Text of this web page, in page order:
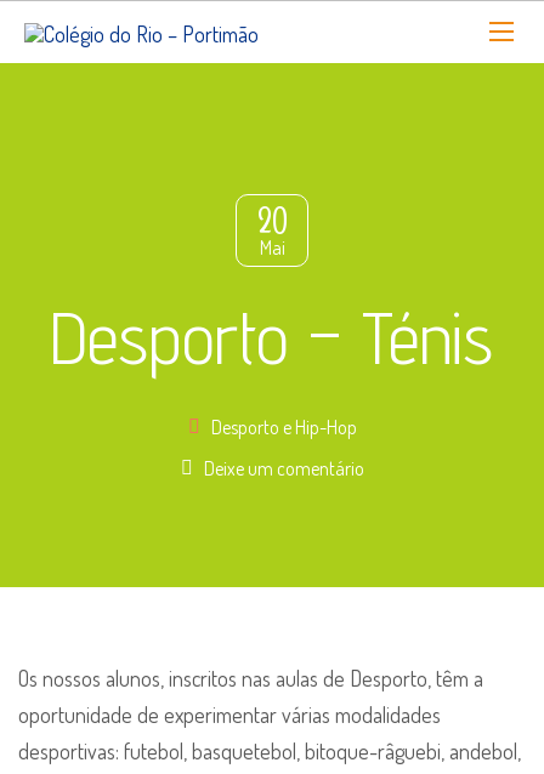
20
Mai
Desporto – Ténis
Desporto e Hip-Hop
Deixe um comentário
Os nossos alunos, inscritos nas aulas de Desporto, têm a
oportunidade de experimentar várias modalidades
desportivas: futebol, basquetebol, bitoque-râguebi, andebol,